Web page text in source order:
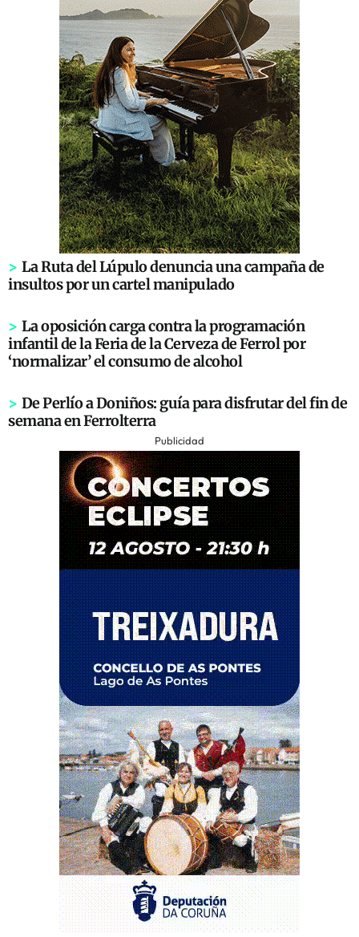
> La Ruta del Lúpulo denuncia una campaña de
insultos por un cartel manipulado
> La oposición carga contra la programación
infantil de la Feria de la Cerveza de Ferrol por
‘normalizar’ el consumo de alcohol
> De Perlío a Doniños: guía para disfrutar del fin de
semana en Ferrolterra
Publicidad